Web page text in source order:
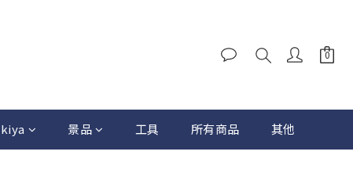
景品 工具 所有商品 其他